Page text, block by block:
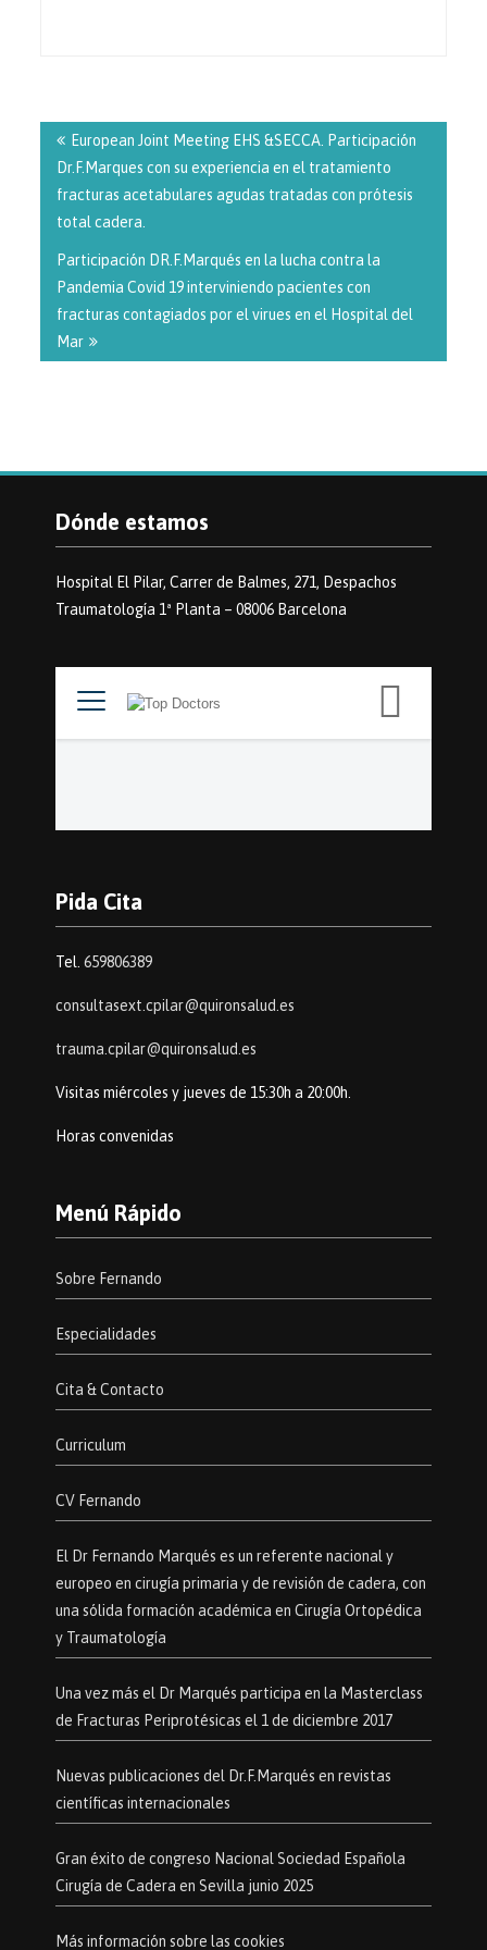
de
entradas
European Joint Meeting EHS &SECCA. Participación
Dr.F.Marques con su experiencia en el tratamiento
fracturas acetabulares agudas tratadas con prótesis
total cadera.
Participación DR.F.Marqués en la lucha contra la
Pandemia Covid 19 interviniendo pacientes con
fracturas contagiados por el virues en el Hospital del
Mar
Dónde estamos
Hospital El Pilar, Carrer de Balmes, 271, Despachos
Traumatología 1ª Planta – 08006 Barcelona
Pida Cita
Tel. 659806389
consultasext.cpilar@quironsalud.es
trauma.cpilar@quironsalud.es
Visitas miércoles y jueves de 15:30h a 20:00h.
Horas convenidas
Menú Rápido
Sobre Fernando
Especialidades
Cita & Contacto
Curriculum
CV Fernando
El Dr Fernando Marqués es un referente nacional y
europeo en cirugía primaria y de revisión de cadera, con
una sólida formación académica en Cirugía Ortopédica
y Traumatología
Una vez más el Dr Marqués participa en la Masterclass
de Fracturas Periprotésicas el 1 de diciembre 2017
Nuevas publicaciones del Dr.F.Marqués en revistas
científicas internacionales
Gran éxito de congreso Nacional Sociedad Española
Cirugía de Cadera en Sevilla junio 2025
Más información sobre las cookies